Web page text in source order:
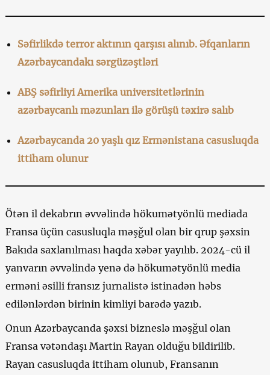
Səfirlikdə terror aktının qarşısı alınıb. Əfqanların
Azərbaycandakı sərgüzəştləri
ABŞ səfirliyi Amerika universitetlərinin
azərbaycanlı məzunları ilə görüşü təxirə salıb
Azərbaycanda 20 yaşlı qız Ermənistana casusluqda
ittiham olunur
Ötən il dekabrın əvvəlində hökumətyönlü mediada
Fransa üçün casusluqla məşğul olan bir qrup şəxsin
Bakıda saxlanılması haqda xəbər yayılıb. 2024-cü il
yanvarın əvvəlində yenə də hökumətyönlü media
erməni əsilli fransız jurnalistə istinadən həbs
edilənlərdən birinin kimliyi barədə yazıb.
Onun Azərbaycanda şəxsi bizneslə məşğul olan
Fransa vətəndaşı Martin Rayan olduğu bildirilib.
Rayan casusluqda ittiham olunub, Fransanın